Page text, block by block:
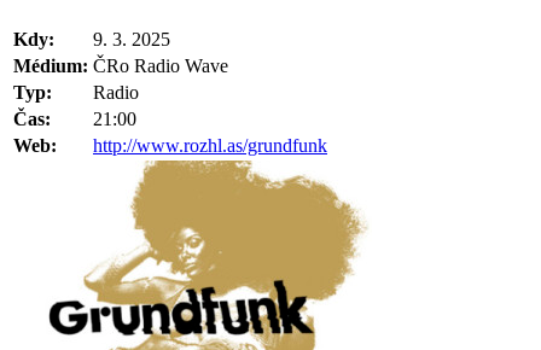
Kdy:
9. 3. 2025
Médium: ČRo Radio Wave
Typ:
Radio
Čas:
21:00
Web:
http://www.rozhl.as/grundfunk